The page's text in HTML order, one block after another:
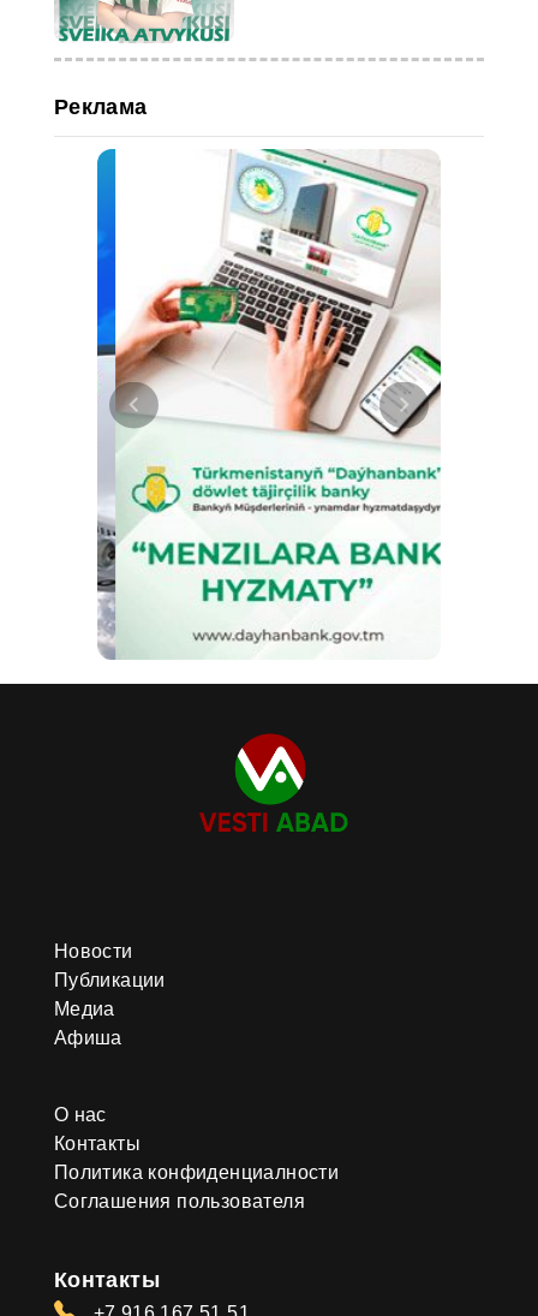
Реклама
Новости
Публикации
Медиа
Афиша
О нас
Контакты
Политика конфиденциалности
Соглашения пользователя
Контакты